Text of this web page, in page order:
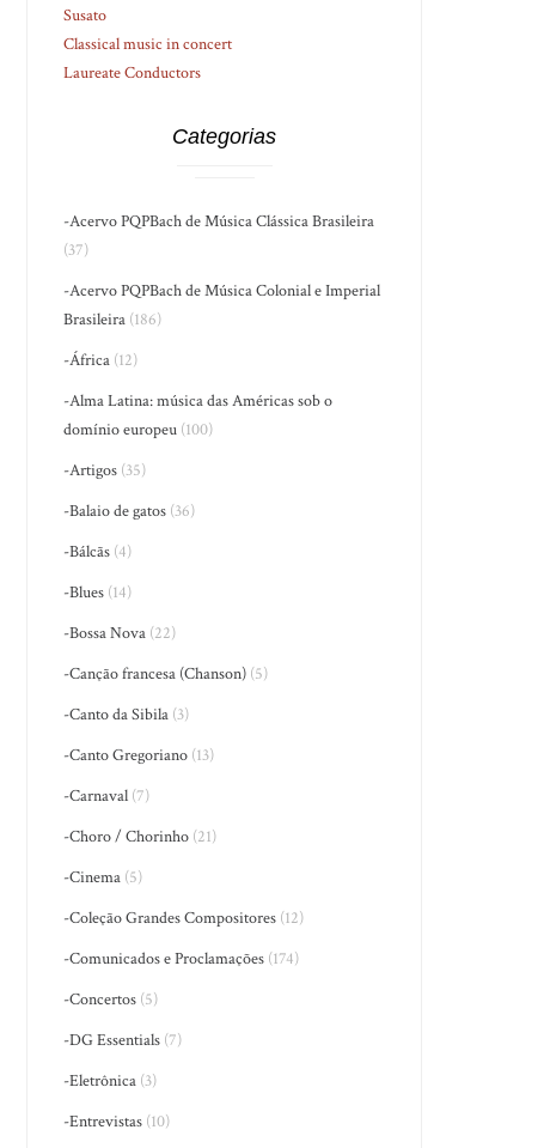
Susato
Classical music in concert
Laureate Conductors
Categorias
-Acervo PQPBach de Música Clássica Brasileira
(37)
-Acervo PQPBach de Música Colonial e Imperial
Brasileira (186)
-África (12)
-Alma Latina: música das Américas sob o
domínio europeu (100)
-Artigos (35)
-Balaio de gatos (36)
-Bálcãs (4)
-Blues (14)
-Bossa Nova (22)
-Canção francesa (Chanson) (5)
-Canto da Sibila (3)
-Canto Gregoriano (13)
-Carnaval (7)
-Choro / Chorinho (21)
-Cinema (5)
-Coleção Grandes Compositores (12)
-Comunicados e Proclamações (174)
-Concertos (5)
-DG Essentials (7)
-Eletrônica (3)
-Entrevistas (10)